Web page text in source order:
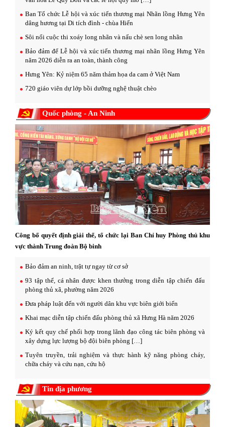
Ban Tổ chức Lễ hội và xúc tiến thương mại Nhãn lồng Hưng Yên
dâng hương tại Di tích đình - chùa Hiến
Sôi nổi cuộc thi xoáy long nhãn và nấu chè sen long nhãn
Bảo đảm để Lễ hội và xúc tiến thương mại nhãn lồng Hưng Yên
năm 2026 diễn ra an toàn, thành công
Hưng Yên: Kỷ niệm 65 năm thảm họa da cam ở Việt Nam
720 giáo viên dự lớp bồi dưỡng nghệ thuật chèo
Quốc phòng - An Ninh
Công bố quyết định giải thể, tổ chức lại Ban Chỉ huy Phòng thủ khu
vực thành Trung đoàn Bộ binh
Bảo đảm an ninh, trật tự ngay từ cơ sở
93 tập thể, cá nhân được khen thưởng trong diễn tập chiến đấu
phòng thủ xã, phường năm 2026
Đưa pháp luật đến với người dân khu vực biên giới biển
Khai mạc diễn tập chiến đấu phòng thủ xã Hưng Hà năm 2026
Ký kết quy chế phối hợp trong lãnh đạo công tác biên phòng và
xây dựng lực lượng bộ đội biên phòng […]
Tuyên truyền, trải nghiệm và thực hành kỹ năng phòng cháy,
chữa cháy và cứu nạn, cứu hộ
Tin địa phương